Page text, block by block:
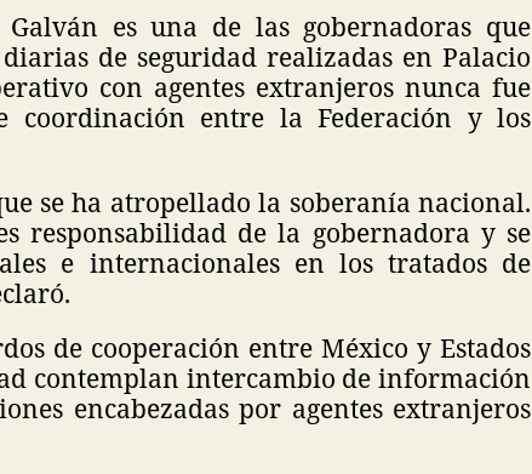
Galván es una de las gobernadoras que
de seguridad realizadas en Palacio
con agentes extranjeros nunca fue
coordinación entre la Federación y los
se ha atropellado la soberanía nacional.
responsabilidad de la gobernadora y se
e internacionales en los tratados de
de cooperación entre México y Estados
contemplan intercambio de información
encabezadas por agentes extranjeros